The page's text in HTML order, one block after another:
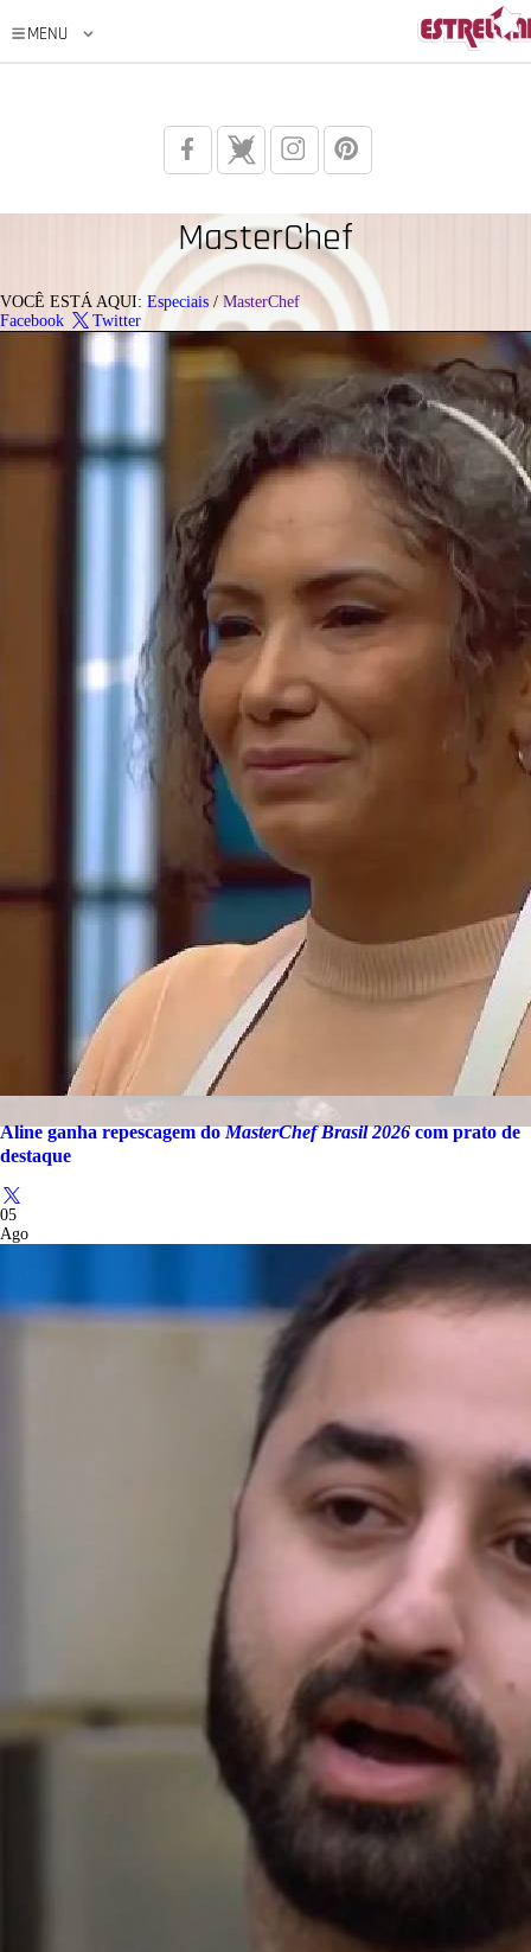
MasterChef
VOCÊ ESTÁ AQUI: Especiais /MasterChef
Facebook
Twitter
Aline ganha repescagem doMasterChef Brasil 2026com prato de
destaque
05
Ago